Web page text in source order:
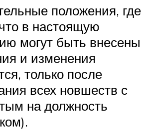
положения, где
в настоящую
могут быть внесены
и изменения
только после
всех новшеств с
на должность